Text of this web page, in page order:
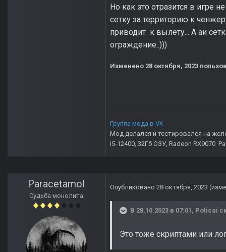
Но как это отразится в игре
сетку за территорию к
приводит к вылету... А аи
ограждение..)))
Изменено 28 октября, 2023
Группа мода в VK
Мод делался и тестировался на
i5-12400, 32Гб ОЗУ, Radeon RX9070
Paracetamol
Судьба монолита
Опубликовано 28 октября, 2023
В 28.10.2023 в 07:01, Policai
Это тоже скриптами или